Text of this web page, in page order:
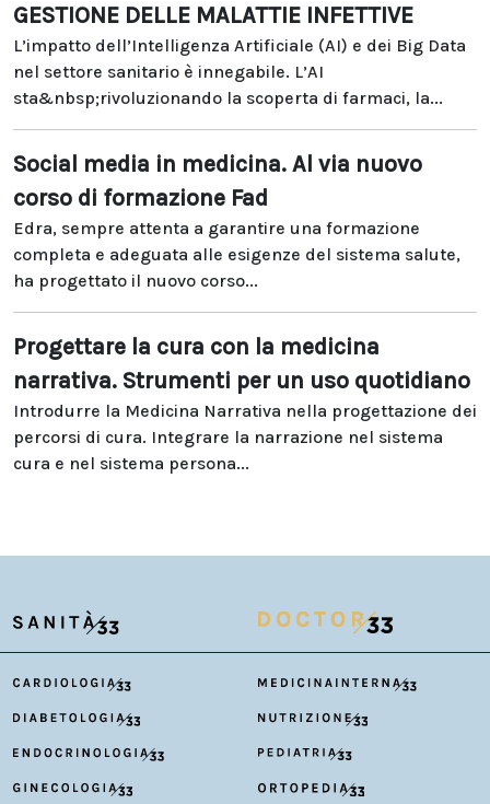
GESTIONE DELLE MALATTIE INFETTIVE
L’impatto dell’Intelligenza Artificiale (AI) e dei Big Data
nel settore sanitario è innegabile. L’AI
sta&nbsp;rivoluzionando la scoperta di farmaci, la...
Social media in medicina. Al via nuovo
corso di formazione Fad
Edra, sempre attenta a garantire una formazione
completa e adeguata alle esigenze del sistema salute,
ha progettato il nuovo corso...
Progettare la cura con la medicina
narrativa. Strumenti per un uso quotidiano
Introdurre la Medicina Narrativa nella progettazione dei
percorsi di cura. Integrare la narrazione nel sistema
cura e nel sistema persona...